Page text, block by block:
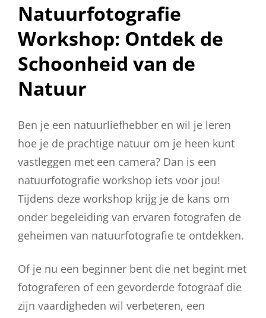
Natuurfotografie
Workshop: Ontdek de
Schoonheid van de
Natuur
Ben je een natuurliefhebber en wil je leren
hoe je de prachtige natuur om je heen kunt
vastleggen met een camera? Dan is een
natuurfotografie workshop iets voor jou!
Tijdens deze workshop krijg je de kans om
onder begeleiding van ervaren fotografen de
geheimen van natuurfotografie te ontdekken.
Of je nu een beginner bent die net begint met
fotograferen of een gevorderde fotograaf die
zijn vaardigheden wil verbeteren, een